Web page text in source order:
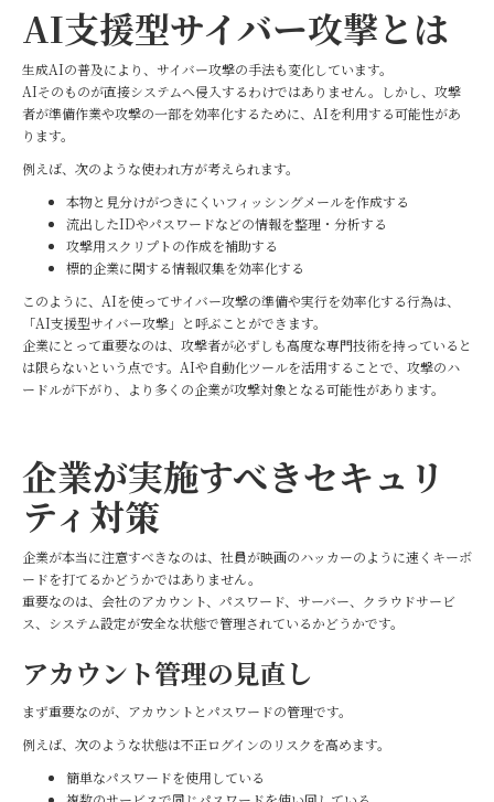
AI支援型サイバー攻撃とは
生成AIの普及により、サイバー攻撃の手法も変化しています。
AIそのものが直接システムへ侵入するわけではありません。しかし、攻撃
者が準備作業や攻撃の一部を効率化するために、AIを利用する可能性があ
ります。
例えば、次のような使われ方が考えられます。
本物と見分けがつきにくいフィッシングメールを作成する
流出したIDやパスワードなどの情報を整理・分析する
攻撃用スクリプトの作成を補助する
標的企業に関する情報収集を効率化する
このように、AIを使ってサイバー攻撃の準備や実行を効率化する行為は、
「AI支援型サイバー攻撃」と呼ぶことができます。
企業にとって重要なのは、攻撃者が必ずしも高度な専門技術を持っていると
は限らないという点です。AIや自動化ツールを活用することで、攻撃のハ
ードルが下がり、より多くの企業が攻撃対象となる可能性があります。
企業が実施すべきセキュリ
ティ対策
企業が本当に注意すべきなのは、社員が映画のハッカーのように速くキーボ
ードを打てるかどうかではありません。
重要なのは、会社のアカウント、パスワード、サーバー、クラウドサービ
ス、システム設定が安全な状態で管理されているかどうかです。
アカウント管理の見直し
まず重要なのが、アカウントとパスワードの管理です。
例えば、次のような状態は不正ログインのリスクを高めます。
簡単なパスワードを使用している